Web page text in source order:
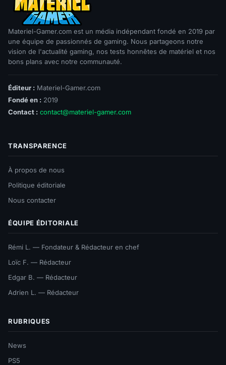
Materiel-Gamer.com est un média indépendant fondé en 2019 par
une équipe de passionnés de gaming. Nous partageons notre
vision de l'actualité gaming, nos tests honnêtes de matériel et nos
bons plans avec notre communauté.
Éditeur : Materiel-Gamer.com
Fondé en : 2019
Contact : contact@materiel-gamer.com
TRANSPARENCE
À propos de nous
Politique éditoriale
Nous contacter
ÉQUIPE ÉDITORIALE
Rémi L. — Fondateur & Rédacteur en chef
Loïc F. — Rédacteur
Edgar B. — Rédacteur
Adrien L. — Rédacteur
RUBRIQUES
News
PS5